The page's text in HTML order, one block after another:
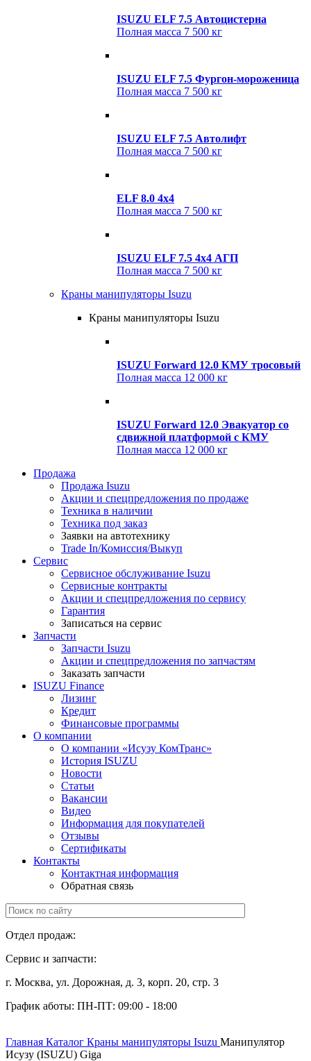
ISUZU ELF 7.5 Автоцистерна
Полная масса 7 500 кг
ISUZU ELF 7.5 Фургон-мороженица
Полная масса 7 500 кг
ISUZU ELF 7.5 Автолифт
Полная масса 7 500 кг
ELF 8.0 4x4
Полная масса 7 500 кг
ISUZU ELF 7.5 4x4 АГП
Полная масса 7 500 кг
Краны манипуляторы Isuzu
Краны манипуляторы Isuzu
ISUZU Forward 12.0 КМУ тросовый
Полная масса 12 000 кг
ISUZU Forward 12.0 Эвакуатор со
сдвижной платформой с КМУ
Полная масса 12 000 кг
Продажа
Продажа Isuzu
Акции и спецпредложения по продаже
Техника в наличии
Техника под заказ
Заявки на автотехнику
Trade In/Комиссия/Выкуп
Сервис
Сервисное обслуживание Isuzu
Сервисные контракты
Акции и спецпредложения по сервису
Гарантия
Записаться на сервис
Запчасти
Запчасти Isuzu
Акции и спецпредложения по запчастям
Заказать запчасти
ISUZU Finance
Лизинг
Кредит
Финансовые программы
О компании
О компании «Исузу КомТранс»
История ISUZU
Новости
Статьи
Вакансии
Видео
Информация для покупателей
Отзывы
Сертификаты
Контакты
Контактная информация
Обратная связь
Отдел продаж:
Сервис и запчасти:
г. Москва, ул. Дорожная, д. 3, корп. 20, стр. 3
График аботы: ПН-ПТ: 09:00 - 18:00
Главная Каталог Краны манипуляторы Isuzu Манипулятор
Исузу (ISUZU) Giga